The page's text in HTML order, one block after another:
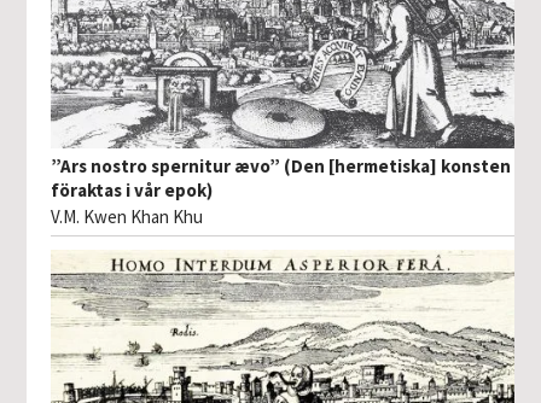
”Ars nostro spernitur ævo” (Den [hermetiska] konsten
föraktas i vår epok)
V.M. Kwen Khan Khu